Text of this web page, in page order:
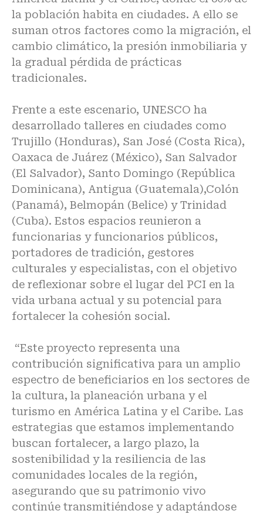
la población habita en ciudades. A ello se
suman otros factores como la migración, el
cambio climático, la presión inmobiliaria y
la gradual pérdida de prácticas
tradicionales.
Frente a este escenario, UNESCO ha
desarrollado talleres en ciudades como
Trujillo (Honduras), San José (Costa Rica),
Oaxaca de Juárez (México), San Salvador
(El Salvador), Santo Domingo (República
Dominicana), Antigua (Guatemala),Colón
(Panamá), Belmopán (Belice) y Trinidad
(Cuba). Estos espacios reunieron a
funcionarias y funcionarios públicos,
portadores de tradición, gestores
culturales y especialistas, con el objetivo
de reflexionar sobre el lugar del PCI en la
vida urbana actual y su potencial para
fortalecer la cohesión social.
“Este proyecto representa una
contribución significativa para un amplio
espectro de beneficiarios en los sectores de
la cultura, la planeación urbana y el
turismo en América Latina y el Caribe. Las
estrategias que estamos implementando
buscan fortalecer, a largo plazo, la
sostenibilidad y la resiliencia de las
comunidades locales de la región,
asegurando que su patrimonio vivo
continúe transmitiéndose y adaptándose